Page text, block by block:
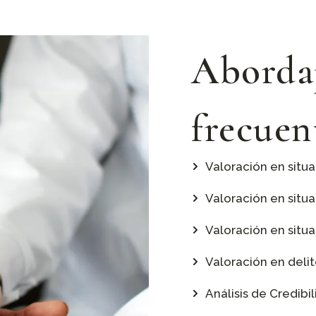
Valoración en
Valoración en
Valoración en
Valoración en
Análisis de